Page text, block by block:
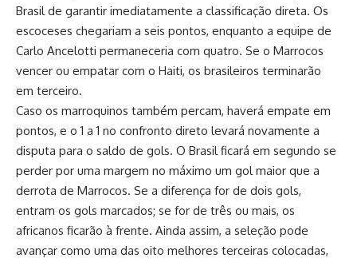
Brasil de garantir imediatamente a classificação direta. Os
escoceses chegariam a seis pontos, enquanto a equipe de
Carlo Ancelotti permaneceria com quatro. Se o Marrocos
vencer ou empatar com o Haiti, os brasileiros terminarão
em terceiro.
Caso os marroquinos também percam, haverá empate em
pontos, e o 1 a 1 no confronto direto levará novamente a
disputa para o saldo de gols. O Brasil ficará em segundo se
perder por uma margem no máximo um gol maior que a
derrota de Marrocos. Se a diferença for de dois gols,
entram os gols marcados; se for de três ou mais, os
africanos ficarão à frente. Ainda assim, a seleção pode
avançar como uma das oito melhores terceiras colocadas,